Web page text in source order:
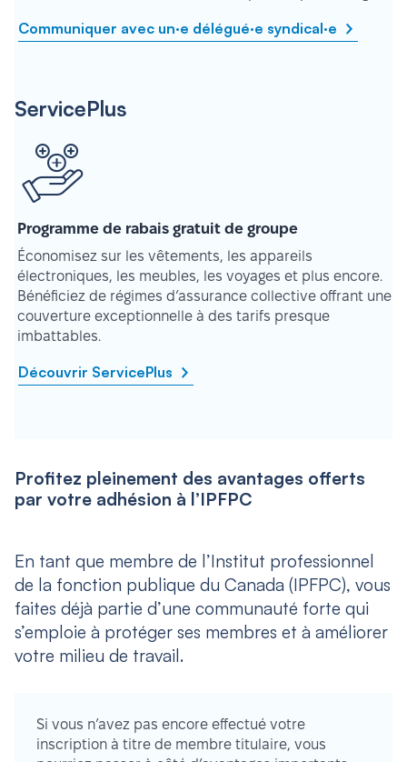
Communiquer avec un·e délégué·e syndical·e
ServicePlus
Programme de rabais gratuit de groupe
Économisez sur les vêtements, les appareils
électroniques, les meubles, les voyages et plus encore.
Bénéficiez de régimes d’assurance collective offrant une
couverture exceptionnelle à des tarifs presque
imbattables.
Découvrir ServicePlus
Profitez pleinement des avantages offerts
par votre adhésion à l’IPFPC
En tant que membre de l’Institut professionnel
de la fonction publique du Canada (IPFPC), vous
faites déjà partie d’une communauté forte qui
s’emploie à protéger ses membres et à améliorer
votre milieu de travail.
Si vous n’avez pas encore effectué votre
inscription à titre de membre titulaire, vous